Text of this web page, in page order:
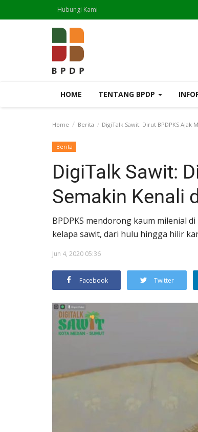
Hubungi Kami
HOME TENTANG BPDP
Home Berita DigiTalk Sawit: Dirut BPDPKS Ajak
Berita
DigiTalk Sawit:
Semakin Kenali
BPDPKS mendorong kaum milenial
kelapa sawit, dari hulu hingga hilir
Jun 4, 2020 05:36
Facebook Twitter